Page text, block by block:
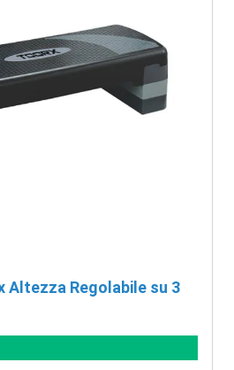
Altezza Regolabile su 3